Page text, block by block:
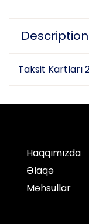
Description
Taksit Kartları
Haqqımızda
Əlaqə
Məhsullar